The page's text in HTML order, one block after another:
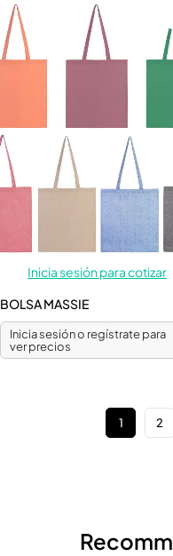
Inicia sesión para cotizar
BOLSA MASSIE
Inicia sesión o regístrate para
ver precios
1 2